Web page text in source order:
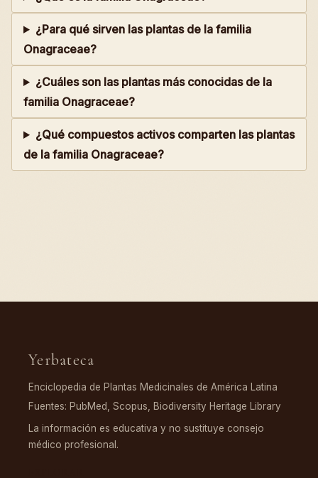
¿Para qué sirven las plantas de la familia
Onagraceae?
¿Cuáles son las plantas más conocidas de la
familia Onagraceae?
¿Qué compuestos activos comparten las plantas
de la familia Onagraceae?
Yerbateca
Enciclopedia de Plantas Medicinales de América Latina
Fuentes: PubMed, Scopus, Biodiversity Heritage Library
La información es educativa y no sustituye consejo
médico profesional.